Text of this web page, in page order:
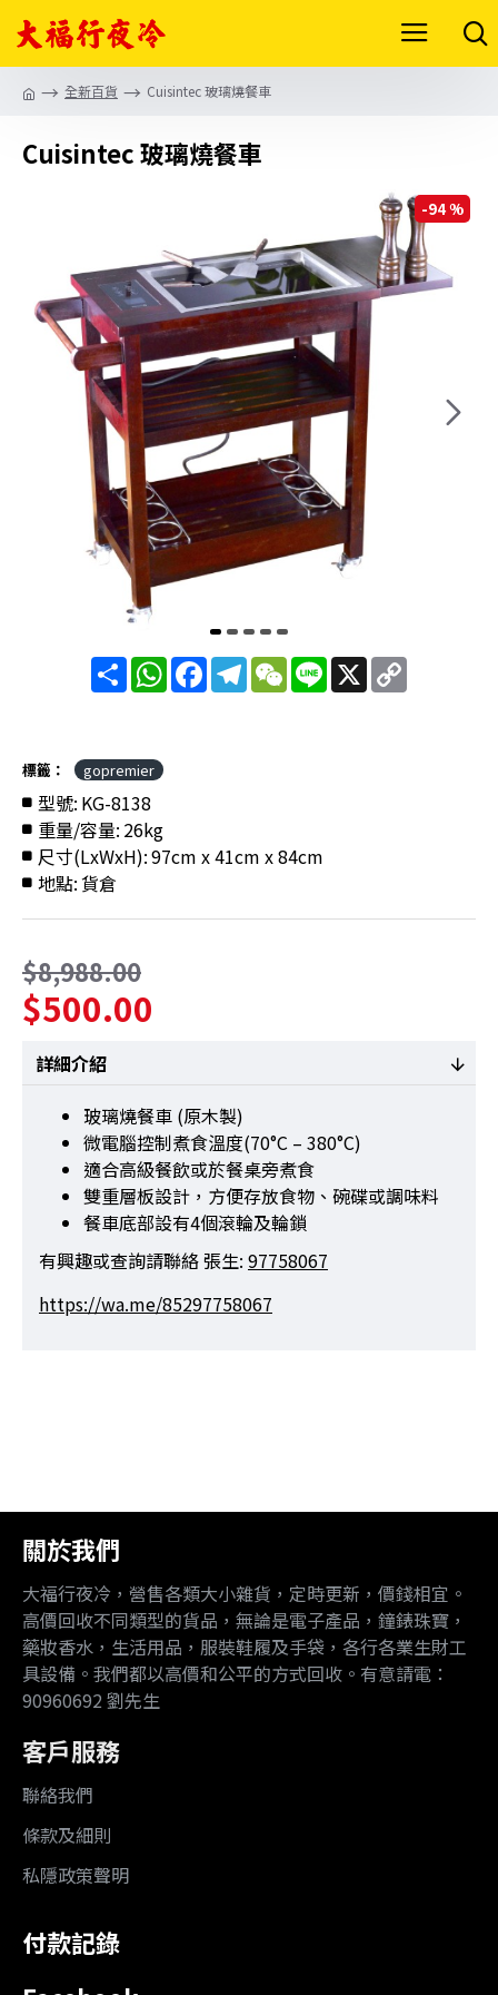
全新百貨 Cuisintec 玻璃燒餐車
Cuisintec 玻璃燒餐車
-94 %
分
享
WhatsAppFacebookTelegram
WeChat
Line X Copy
Link
標籤： gopremier
型號: KG-8138
重量/容量: 26kg
尺寸(LxWxH):97cm x 41cm x 84cm
地點:貨倉
$500.00
$8,988.00
詳細介紹
玻璃燒餐車 (原木製)
微電腦控制煮食溫度(70°C – 380°C)
適合高級餐飲或於餐桌旁煮食
雙重層板設計，方便存放食物、碗碟或調味料
餐車底部設有4個滾輪及輪鎖
有興趣或查詢請聯絡 張生: 97758067
https://wa.me/85297758067
關於我們
大福行夜冷，營售各類大小雜貨，定時更新，價錢相宜。
高價回收不同類型的貨品，無論是電子產品，鐘錶珠寶，
藥妝香水，生活用品，服裝鞋履及手袋，各行各業生財工
具設備。我們都以高價和公平的方式回收。有意請電：
90960692 劉先生
客戶服務
聯絡我們
條款及細則
私隱政策聲明
付款記錄